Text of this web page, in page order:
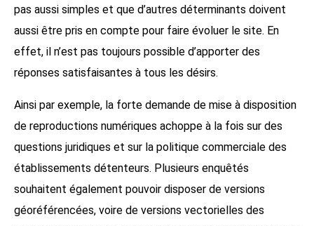
pas aussi simples et que d’autres déterminants doivent
aussi être pris en compte pour faire évoluer le site. En
effet, il n’est pas toujours possible d’apporter des
réponses satisfaisantes à tous les désirs.
Ainsi par exemple, la forte demande de mise à disposition
de reproductions numériques achoppe à la fois sur des
questions juridiques et sur la politique commerciale des
établissements détenteurs. Plusieurs enquêtés
souhaitent également pouvoir disposer de versions
géoréférencées, voire de versions vectorielles des